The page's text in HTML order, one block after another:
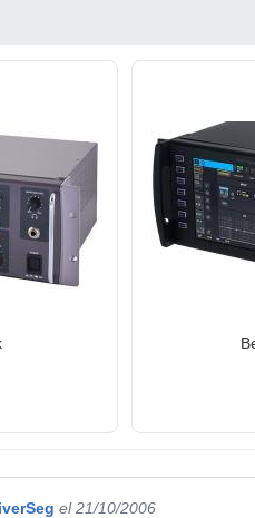
el 21/10/2006